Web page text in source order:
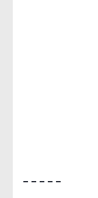
– – – – –